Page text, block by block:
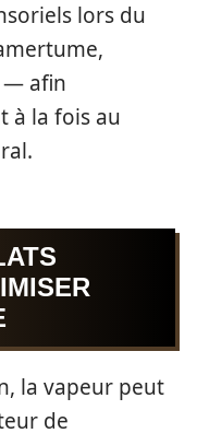
lors du
— afin
à la fois au
la vapeur peut
de